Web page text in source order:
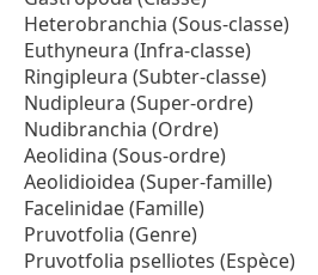
Heterobranchia (Sous-classe)
Euthyneura (Infra-classe)
Ringipleura (Subter-classe)
Nudipleura (Super-ordre)
Nudibranchia (Ordre)
Aeolidina (Sous-ordre)
Aeolidioidea (Super-famille)
Facelinidae (Famille)
Pruvotfolia (Genre)
Pruvotfolia pselliotes (Espèce)